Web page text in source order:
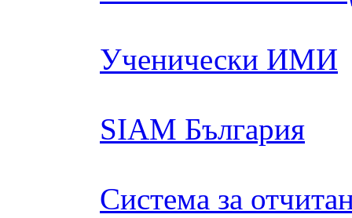
Ученически ИМИ
SIAM България
Система за